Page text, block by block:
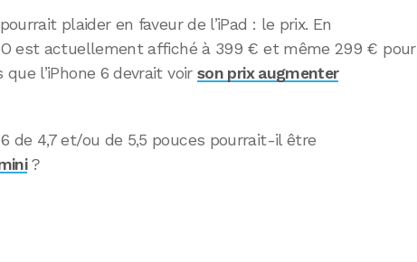
plaider en faveur de l’iPad : le prix. En
est actuellement affiché à 399 € et même 299 € pour
que l’iPhone 6 devrait voir son prix augmenter
de 4,7 et/ou de 5,5 pouces pourrait-il être
?